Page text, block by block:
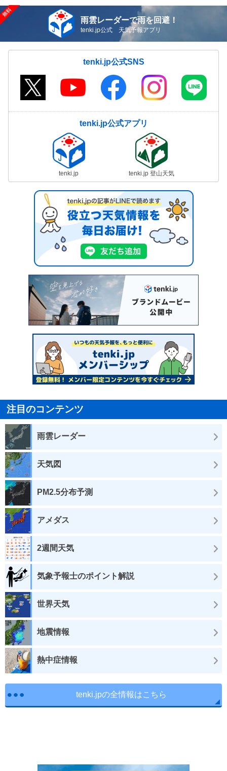
雨雲レーダーで雨を回避！
tenki.jp公式 天気予報アプリ
tenki.jp公式SNS
tenki.jp公式アプリ
tenki.jp tenki.jp 登山天気
注目のコンテンツ
雨雲レーダー
天気図
PM2.5分布予測
アメダス
2週間天気
気象予報士のポイント解説
世界天気
地震情報
熱中症情報
tenki.jpの全情報はこちら